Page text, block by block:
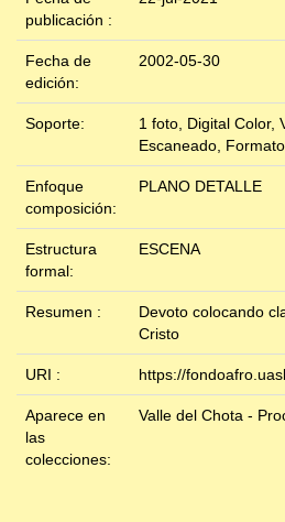
publicación :
Fecha de
edición:
2002-05-30
Soporte:
1 foto, Digital Color,
Escaneado,
Enfoque
composición:
PLANO DETALLE
Estructura
formal:
ESCENA
Resumen :
Devoto colocando
Cristo
URI : https://
Aparece en
las
colecciones:
Valle del Chota -